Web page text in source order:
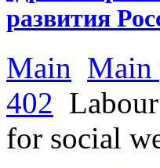
Main Main
402
for social